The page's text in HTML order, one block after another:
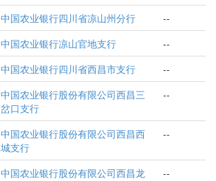
中国农业银行四川省凉山州分行
--
中国农业银行凉山官地支行
--
中国农业银行四川省西昌市支行
--
中国农业银行股份有限公司西昌三
岔口支行
--
中国农业银行股份有限公司西昌西
城支行
--
中国农业银行股份有限公司西昌龙
--